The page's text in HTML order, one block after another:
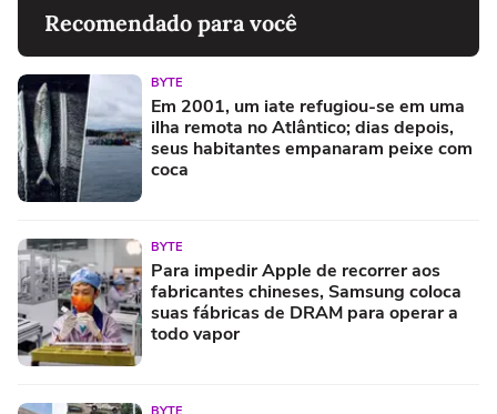
Recomendado para você
BYTE
Em 2001, um iate refugiou-se em uma
ilha remota no Atlântico; dias depois,
seus habitantes empanaram peixe com
coca
BYTE
Para impedir Apple de recorrer aos
fabricantes chineses, Samsung coloca
suas fábricas de DRAM para operar a
todo vapor